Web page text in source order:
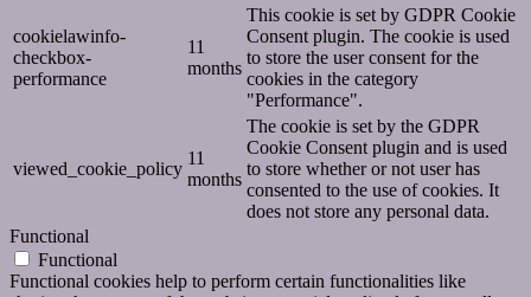
cookielawinfo-
checkbox-
performance
11
months
This cookie is set by GDPR Cookie
Consent plugin. The cookie is used
to store the user consent for the
cookies in the category
"Performance".
viewed_cookie_policy
11
months
The cookie is set by the GDPR
Cookie Consent plugin and is used
to store whether or not user has
consented to the use of cookies. It
does not store any personal data.
Functional
Functional
Functional cookies help to perform certain functionalities like